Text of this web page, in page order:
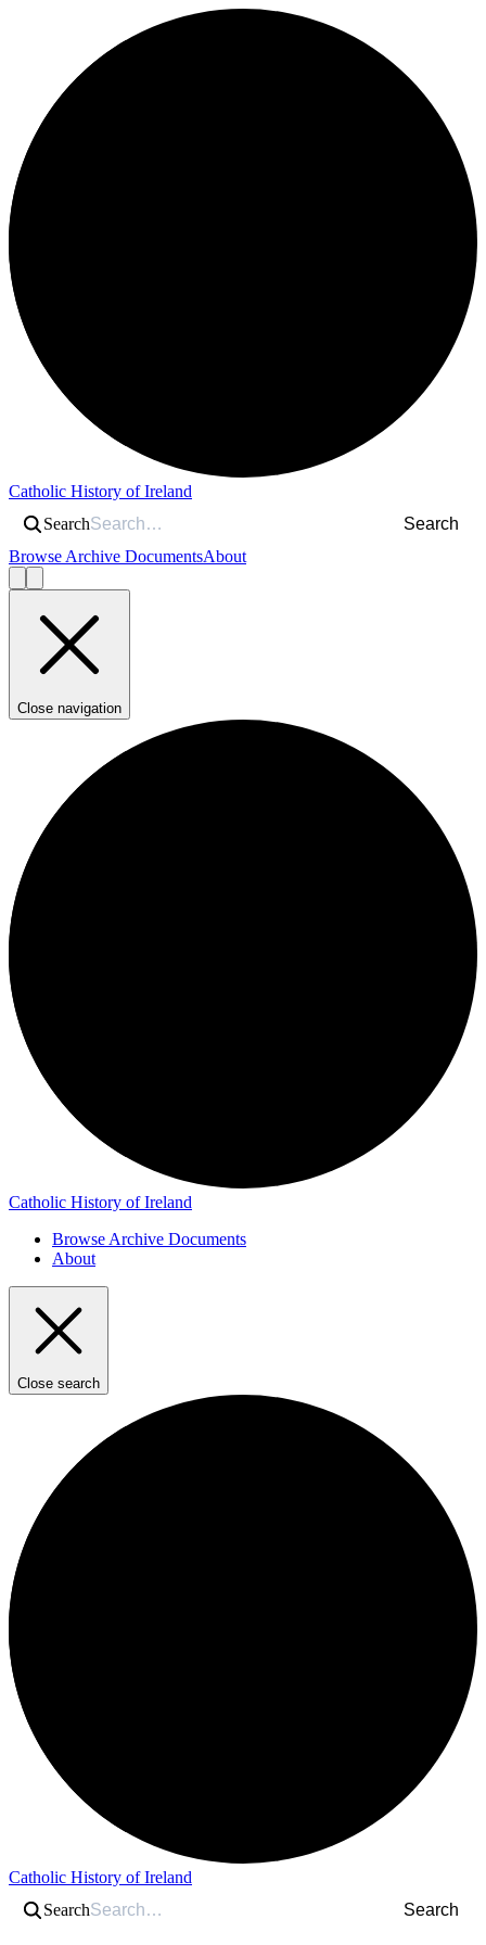
Catholic History of Ireland
Search
Search
Browse Archive DocumentsAbout
Close navigation
Catholic History of Ireland
Browse Archive Documents
About
Close search
Catholic History of Ireland
Search
Search